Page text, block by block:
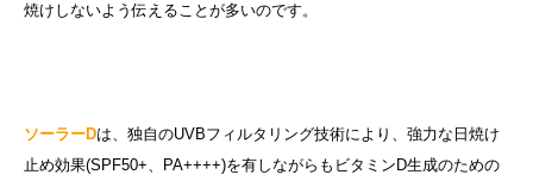
焼けしないよう伝えることが多いのです。
ソーラーDは、独自のUVBフィルタリング技術により、強力な日焼け
止め効果(SPF50+、PA++++)を有しながらもビタミンD生成のための